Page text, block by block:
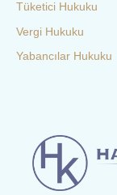
Tüketici Hukuku
Vergi Hukuku
Yabancılar Hukuku